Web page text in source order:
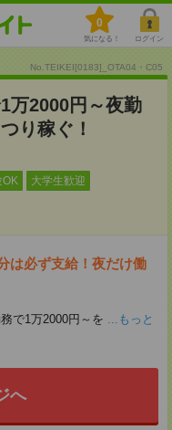
0
気になる！ ログイン
No.TEIKEI[0183]_OTA04・C05
万2000円～夜勤
り稼ぐ！
OK 大学生歓迎
は必ず支給！夜だけ働
で1万2000円～を ...もっと
へ